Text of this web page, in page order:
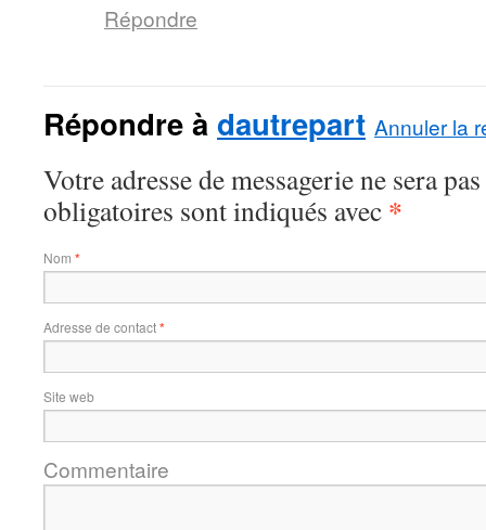
Répondre
Répondre à dautrepart Annuler la
Votre adresse de messagerie ne sera
obligatoires sont indiqués avec *
Nom *
Adresse de contact*
Site web
Commentaire